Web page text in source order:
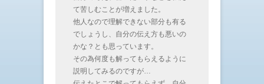
て苦しむことが増えました。
他人なので理解できない部分も有る
でしょうし、自分の伝え方も悪いの
かな？とも思っています。
その為何度も解ってもらえるように
説明してみるのですが…